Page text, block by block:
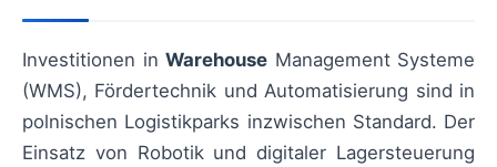
Investitionen in Warehouse Management Systeme
(WMS), Fördertechnik und Automatisierung sind in
polnischen Logistikparks inzwischen Standard. Der
Einsatz von Robotik und digitaler Lagersteuerung